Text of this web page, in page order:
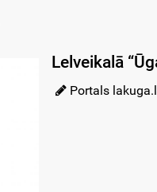
Lelveikalā
Portals